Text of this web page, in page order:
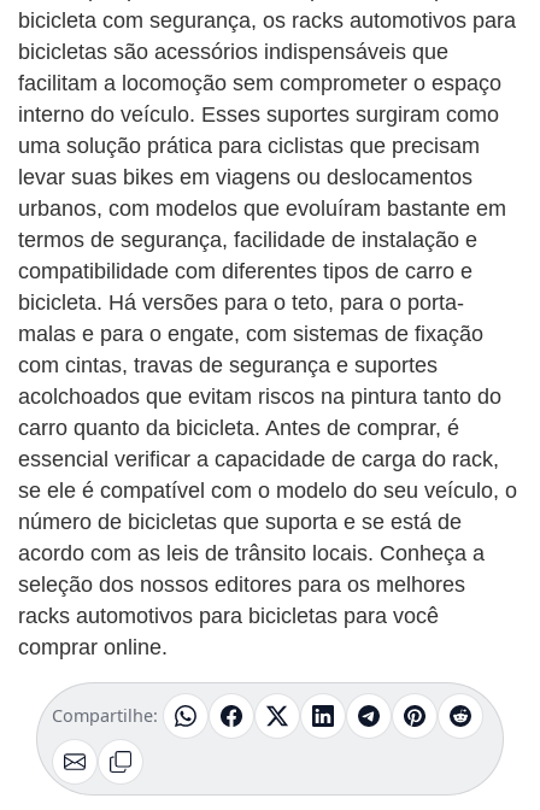
bicicleta com segurança, os racks automotivos para
bicicletas são acessórios indispensáveis que
facilitam a locomoção sem comprometer o espaço
interno do veículo. Esses suportes surgiram como
uma solução prática para ciclistas que precisam
levar suas bikes em viagens ou deslocamentos
urbanos, com modelos que evoluíram bastante em
termos de segurança, facilidade de instalação e
compatibilidade com diferentes tipos de carro e
bicicleta. Há versões para o teto, para o porta-
malas e para o engate, com sistemas de fixação
com cintas, travas de segurança e suportes
acolchoados que evitam riscos na pintura tanto do
carro quanto da bicicleta. Antes de comprar, é
essencial verificar a capacidade de carga do rack,
se ele é compatível com o modelo do seu veículo, o
número de bicicletas que suporta e se está de
acordo com as leis de trânsito locais. Conheça a
seleção dos nossos editores para os melhores
racks automotivos para bicicletas para você
comprar online.
Compartilhe: